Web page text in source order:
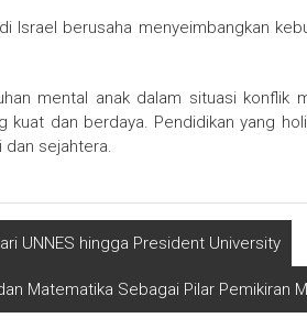
Israel berusaha menyeimbangkan
mental anak dalam situasi konflik
kuat dan berdaya. Pendidikan yang
dan sejahtera.
UNNES hingga President University
Matematika Sebagai Pilar Pemikiran